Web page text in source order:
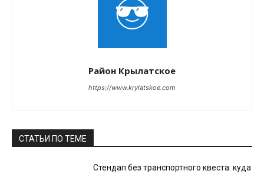
Район Крылатское
https://www.krylatskoe.com
СТАТЬИ ПО ТЕМЕ
Стендап без транспортного квеста: куда